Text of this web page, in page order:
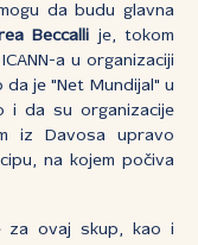
da budu glavna
Beccalli je, tokom
a u organizaciji
da je "Net Mundijal" u
i da su organizacije
iz Davosa upravo
na kojem počiva
za ovaj skup, kao i